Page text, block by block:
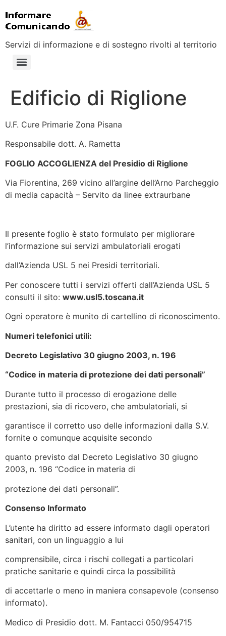
Servizi di informazione e di sostegno rivolti al territorio
Edificio di Riglione
U.F. Cure Primarie Zona Pisana
Responsabile dott. A. Rametta
FOGLIO ACCOGLIENZA del Presidio di Riglione
Via Fiorentina, 269 vicino all’argine dell’Arno Parcheggio
di media capacità – Servito da linee extraurbane
Il presente foglio è stato formulato per migliorare
l’informazione sui servizi ambulatoriali erogati
dall’Azienda USL 5 nei Presidi territoriali.
Per conoscere tutti i servizi offerti dall’Azienda USL 5
consulti il sito: www.usl5.toscana.it
Ogni operatore è munito di cartellino di riconoscimento.
Numeri telefonici utili:
Decreto Legislativo 30 giugno 2003, n. 196
“Codice in materia di protezione dei dati personali”
Durante tutto il processo di erogazione delle
prestazioni, sia di ricovero, che ambulatoriali, si
garantisce il corretto uso delle informazioni dalla S.V.
fornite o comunque acquisite secondo
quanto previsto dal Decreto Legislativo 30 giugno
2003, n. 196 “Codice in materia di
protezione dei dati personali”.
Consenso Informato
L’utente ha diritto ad essere informato dagli operatori
sanitari, con un linguaggio a lui
comprensibile, circa i rischi collegati a particolari
pratiche sanitarie e quindi circa la possibilità
di accettarle o meno in maniera consapevole (consenso
informato).
Medico di Presidio dott. M. Fantacci 050/954715